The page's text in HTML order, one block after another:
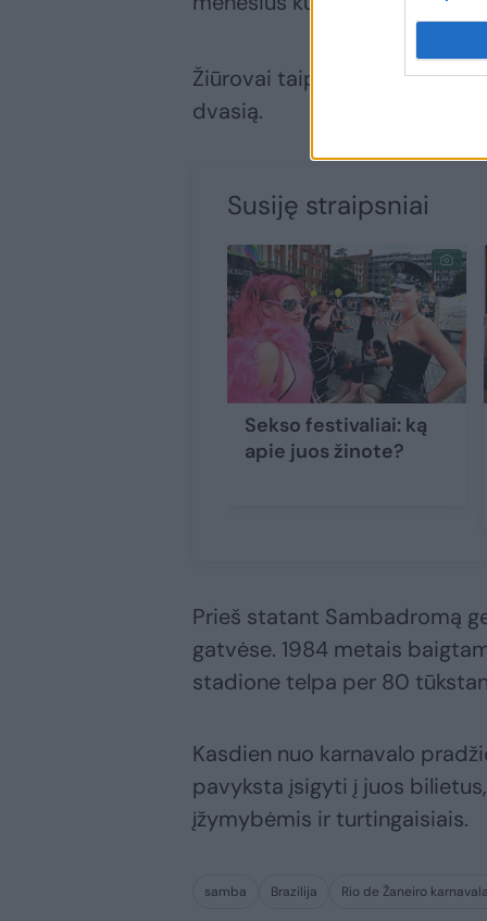
Žiūrovai taip pat raginami
dvasią.
Susiję straipsniai
Sekso festivaliai: ką
apie juos žinote?
Prieš statant Sambadromą
gatvėse. 1984 metais
stadione telpa per 80
Kasdien nuo karnavalo
pavyksta įsigyti į juos
įžymybėmis ir turtingaisiais.
samba Brazilija Rio de Žaneiro